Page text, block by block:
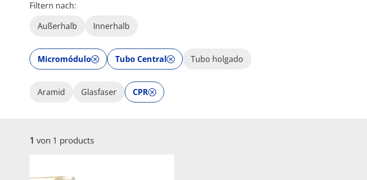
Filtern nach:
Außerhalb
Innerhalb
Micromódulo Tubo Central Tubo holgado
Aramid Glasfaser CPR
1 von 1 products